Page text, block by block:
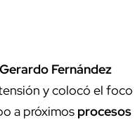
Gerardo Fernández
y colocó el foco
a próximos procesos